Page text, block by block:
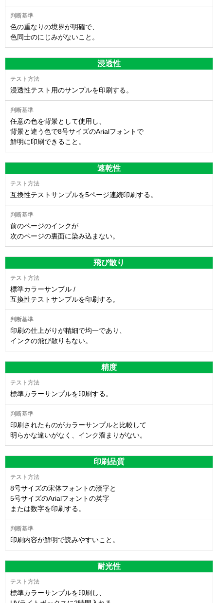
色の重なりの境界が明確で、
色同士のにじみがないこと。
浸透性
浸透性テスト用のサンプルを印刷する。
任意の色を背景として使用し、
背景と違う色で8号サイズのArialフォントで
鮮明に印刷できること。
速乾性
互換性テストサンプルを5ページ連続印刷する。
前のページのインクが
次のページの裏面に染み込まない。
飛び散り
標準カラーサンプル /
互換性テストサンプルを印刷する。
印刷の仕上がりが精細で均一であり、
インクの飛び散りもない。
精度
標準カラーサンプルを印刷する。
印刷されたものがカラーサンプルと比較して
明らかな違いがなく、インク溜まりがない。
印刷品質
8号サイズの宋体フォントの漢字と
5号サイズのArialフォントの英字
または数字を印刷する。
印刷内容が鮮明で読みやすいこと。
耐光性
標準カラーサンプルを印刷し、